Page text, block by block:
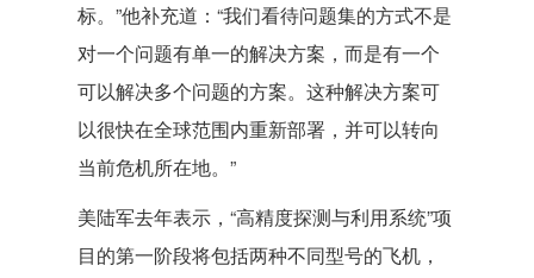
标。”他补充道：“我们看待问题集的方式不是
对一个问题有单一的解决方案，而是有一个
可以解决多个问题的方案。这种解决方案可
以很快在全球范围内重新部署，并可以转向
当前危机所在地。”
美陆军去年表示，“高精度探测与利用系统”项
目的第一阶段将包括两种不同型号的飞机，